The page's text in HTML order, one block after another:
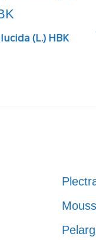
(L.) HBK